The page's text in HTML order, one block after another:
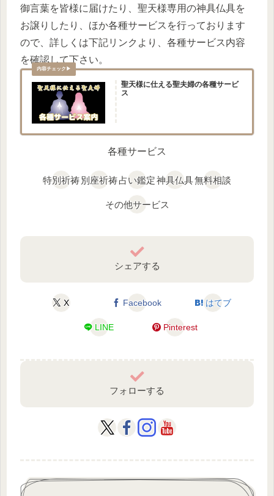
御言葉を皆様に届けたり、聖天様専用の神具仏具を
お譲りしたり、ほか各種サービスを行っております
ので、詳しくは下記リンクより、各種サービス内容
を確認して下さい。
聖天様に仕える聖夫婦の各種サービ
ス
各種サービス
特別祈祷別座祈祷占い鑑定神具仏具無料相談
その他サービス
シェアする
X Facebook はてブ
LINE Pinterest
フォローする